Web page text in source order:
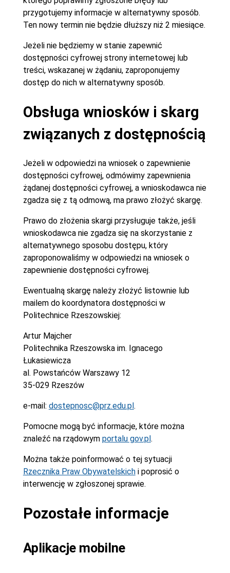
przygotujemy informacje w alternatywny sposób.
Ten nowy termin nie będzie dłuższy niż 2 miesiące.
Jeżeli nie będziemy w stanie zapewnić
dostępności cyfrowej strony internetowej lub
treści, wskazanej w żądaniu, zaproponujemy
dostęp do nich w alternatywny sposób.
Obsługa wniosków i skarg
związanych z dostępnością
Jeżeli w odpowiedzi na wniosek o zapewnienie
dostępności cyfrowej, odmówimy zapewnienia
żądanej dostępności cyfrowej, a wnioskodawca nie
zgadza się z tą odmową, ma prawo złożyć skargę.
Prawo do złożenia skargi przysługuje także, jeśli
wnioskodawca nie zgadza się na skorzystanie z
alternatywnego sposobu dostępu, który
zaproponowaliśmy w odpowiedzi na wniosek o
zapewnienie dostępności cyfrowej.
Ewentualną skargę należy złożyć listownie lub
mailem do koordynatora dostępności w
Politechnice Rzeszowskiej:
Artur Majcher
Politechnika Rzeszowska im. Ignacego
Łukasiewicza
al. Powstańców Warszawy 12
35-029 Rzeszów
e-mail: dostepnosc@prz.edu.pl .
Pomocne mogą być informacje, które można
znaleźć na rządowym portalu gov.pl .
Można także poinformować o tej sytuacji
Rzecznika Praw Obywatelskichi poprosić o
interwencję w zgłoszonej sprawie.
Pozostałe informacje
Aplikacje mobilne